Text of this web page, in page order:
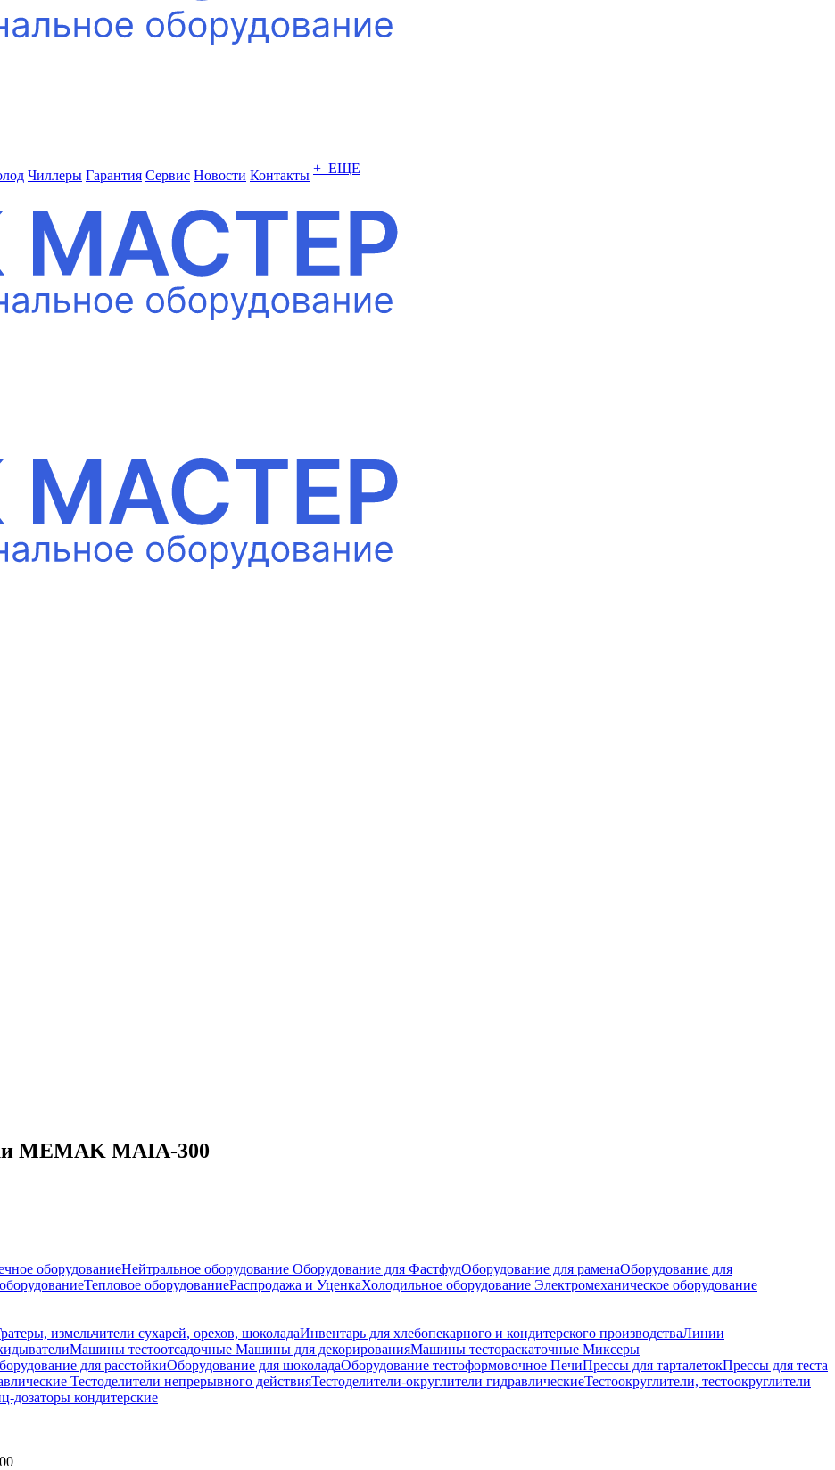
Чиллеры Гарантия Сервис Новости Контакты + ЕЩЕ
MEMAK MAIA-300
оборудованиеНейтральное оборудование Оборудование для ФастфудОборудование для раменаОборудование для
Тепловое оборудованиеРаспродажа и УценкаХолодильное оборудование Электромеханическое оборудование
измельчители сухарей, орехов, шоколадаИнвентарь для хлебопекарного и кондитерского производстваЛинии
Машины тестоотсадочные Машины для декорированияМашины тестораскаточные Миксеры
для расстойкиОборудование для шоколадаОборудование тестоформовочное ПечиПрессы для тарталетокПрессы для теста
Тестоделители непрерывного действияТестоделители-округлители гидравлическиеТестоокруглители, тестоокруглители
дозаторы кондитерские